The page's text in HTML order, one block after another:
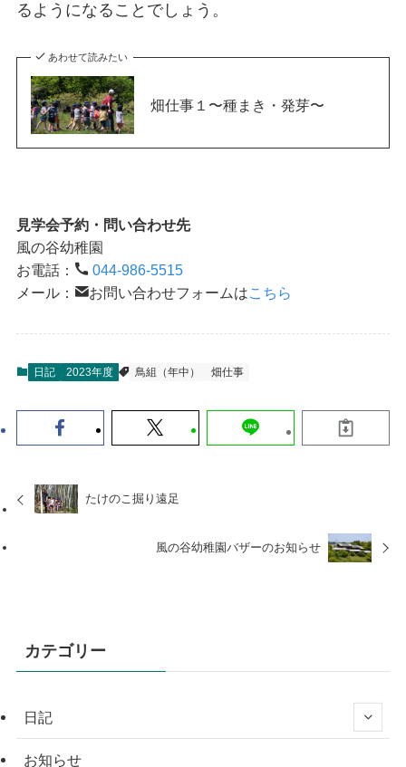
るようになることでしょう。
あわせて読みたい
畑仕事１〜種まき・発芽〜
見学会予約・問い合わせ先
風の谷幼稚園
お電話：
044-986-5515
メール：
お問い合わせフォームはこちら
日記 2023年度 鳥組（年中） 畑仕事
たけのこ掘り遠足
風の谷幼稚園バザーのお知らせ
カテゴリー
日記
お知らせ